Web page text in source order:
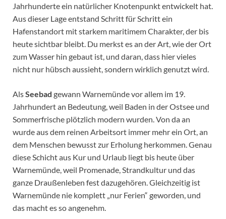
Jahrhunderte ein natürlicher Knotenpunkt entwickelt hat.
Aus dieser Lage entstand Schritt für Schritt ein
Hafenstandort mit starkem maritimem Charakter, der bis
heute sichtbar bleibt. Du merkst es an der Art, wie der Ort
zum Wasser hin gebaut ist, und daran, dass hier vieles
nicht nur hübsch aussieht, sondern wirklich genutzt wird.
AlsSeebad gewann Warnemünde vor allem im 19.
Jahrhundert an Bedeutung, weil Baden in der Ostsee und
Sommerfrische plötzlich modern wurden. Von da an
wurde aus dem reinen Arbeitsort immer mehr ein Ort, an
dem Menschen bewusst zur Erholung herkommen. Genau
diese Schicht aus Kur und Urlaub liegt bis heute über
Warnemünde, weil Promenade, Strandkultur und das
ganze Draußenleben fest dazugehören. Gleichzeitig ist
Warnemünde nie komplett „nur Ferien“ geworden, und
das macht es so angenehm.